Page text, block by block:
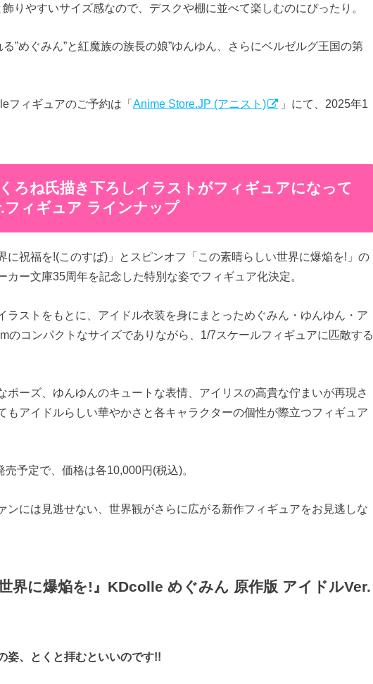
りやすいサイズ感なので、デスクや棚に並べて楽しむのにぴったり。
”めぐみん”と紅魔族の族長の娘”ゆんゆん、さらにベルゼルグ王国の第
フィギュアのご予約は「 Anime Store.JP (アニスト)
」にて、2025年1
くろね氏描き下ろしイラストがフィギュアになって
フィギュア ラインナップ
に祝福を!(このすば)」とスピンオフ「この素晴らしい世界に爆焔を!」の
カー文庫35周年を記念した特別な姿でフィギュア化決定。
ラストをもとに、アイドル衣装を身にまとっためぐみん・ゆんゆん・ア
のコンパクトなサイズでありながら、1/7スケールフィギュアに匹敵する
ポーズ、ゆんゆんのキュートな表情、アイリスの高貴な佇まいが再現さ
もアイドルらしい華やかさと各キャラクターの個性が際立つフィギュア
予定で、価格は各10,000円(税込)。
ンには見逃せない、世界観がさらに広がる新作フィギュアをお見逃しな
界に爆焔を!』KDcolle めぐみん 原作版 アイドルVer.
姿、とくと拝むといいのです!!